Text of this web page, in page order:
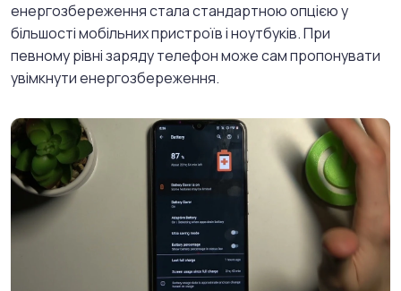
енергозбереження стала стандартною опцією у
більшості мобільних пристроїв і ноутбуків. При
певному рівні заряду телефон може сам пропонувати
увімкнути енергозбереження.